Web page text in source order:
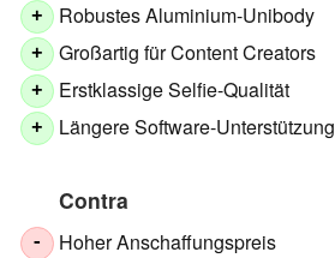
+ Robustes Aluminium-Unibody
+ Großartig für Content Creators
+ Erstklassige Selfie-Qualität
+ Längere Software-Unterstützung
Contra
- Hoher Anschaffungspreis